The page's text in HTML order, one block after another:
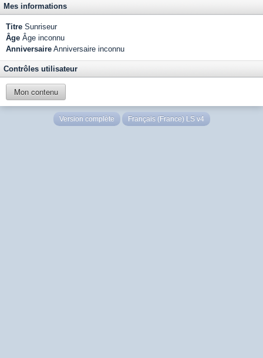
Mes informations
Titre Sunriseur
Âge Âge inconnu
Anniversaire Anniversaire inconnu
Contrôles utilisateur
Mon contenu
Version complète Français (France) LS v4